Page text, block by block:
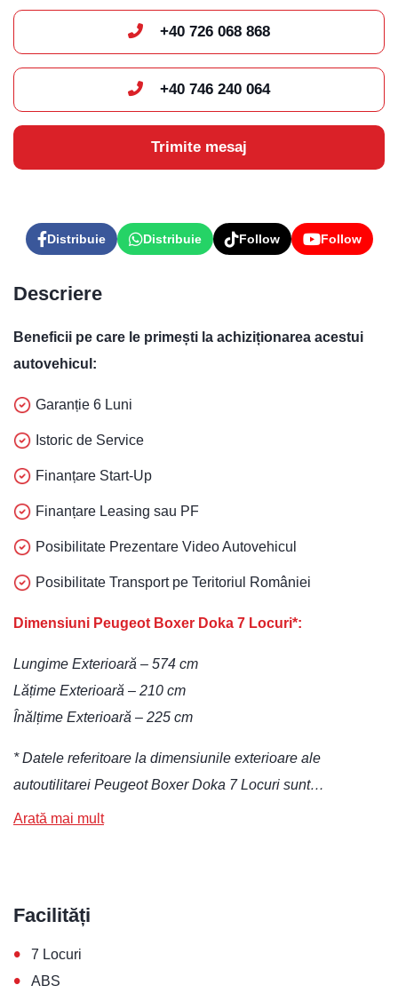
+40 726 068 868
+40 746 240 064
Trimite mesaj
Distribuie Distribuie Follow Follow
Descriere
Beneficii pe care le primești la achiziționarea acestui
autovehicul:
Garanție 6 Luni
Istoric de Service
Finanțare Start-Up
Finanțare Leasing sau PF
Posibilitate Prezentare Video Autovehicul
Posibilitate Transport pe Teritoriul României
Dimensiuni Peugeot Boxer Doka 7 Locuri*:
Lungime Exterioară – 574 cm
Lățime Exterioară – 210 cm
Înălțime Exterioară – 225 cm
* Datele referitoare la dimensiunile exterioare ale
autoutilitarei Peugeot Boxer Doka 7 Locuri sunt…
Arată mai mult
Facilități
• 7 Locuri
• ABS